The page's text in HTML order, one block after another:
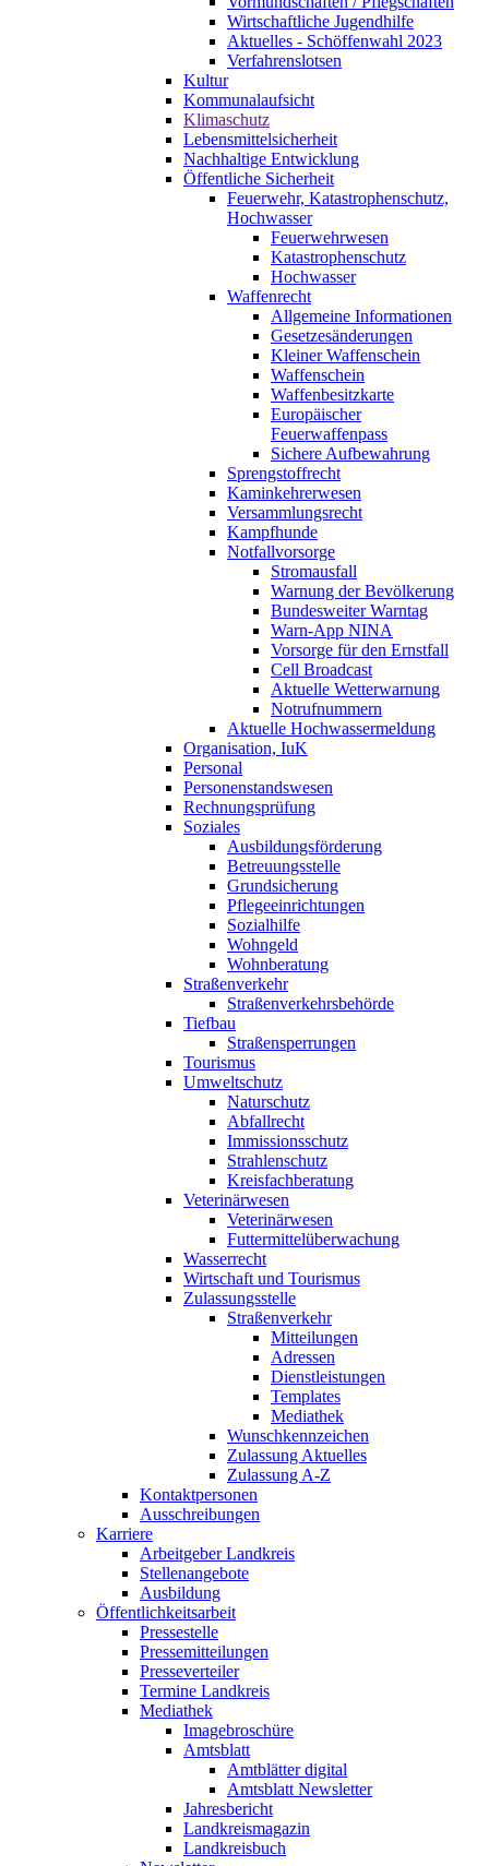
Wirtschaftliche Jugendhilfe
Aktuelles - Schöffenwahl 2023
Verfahrenslotsen
Kultur
Kommunalaufsicht
Klimaschutz
Lebensmittelsicherheit
Nachhaltige Entwicklung
Öffentliche Sicherheit
Feuerwehr, Katastrophenschutz,
Hochwasser
Feuerwehrwesen
Katastrophenschutz
Hochwasser
Waffenrecht
Allgemeine Informationen
Gesetzesänderungen
Kleiner Waffenschein
Waffenschein
Waffenbesitzkarte
Europäischer
Feuerwaffenpass
Sichere Aufbewahrung
Sprengstoffrecht
Kaminkehrerwesen
Versammlungsrecht
Kampfhunde
Notfallvorsorge
Stromausfall
Warnung der Bevölkerung
Bundesweiter Warntag
Warn-App NINA
Vorsorge für den Ernstfall
Cell Broadcast
Aktuelle Wetterwarnung
Notrufnummern
Aktuelle Hochwassermeldung
Organisation, IuK
Personal
Personenstandswesen
Rechnungsprüfung
Soziales
Ausbildungsförderung
Betreuungsstelle
Grundsicherung
Pflegeeinrichtungen
Sozialhilfe
Wohngeld
Wohnberatung
Straßenverkehr
Straßenverkehrsbehörde
Tiefbau
Straßensperrungen
Tourismus
Umweltschutz
Naturschutz
Abfallrecht
Immissionsschutz
Strahlenschutz
Kreisfachberatung
Veterinärwesen
Veterinärwesen
Futtermittelüberwachung
Wasserrecht
Wirtschaft und Tourismus
Zulassungsstelle
Straßenverkehr
Mitteilungen
Adressen
Dienstleistungen
Templates
Mediathek
Wunschkennzeichen
Zulassung Aktuelles
Zulassung A-Z
Kontaktpersonen
Ausschreibungen
Karriere
Arbeitgeber Landkreis
Stellenangebote
Ausbildung
Öffentlichkeitsarbeit
Pressestelle
Pressemitteilungen
Presseverteiler
Termine Landkreis
Mediathek
Imagebroschüre
Amtsblatt
Amtblätter digital
Amtsblatt Newsletter
Jahresbericht
Landkreismagazin
Landkreisbuch